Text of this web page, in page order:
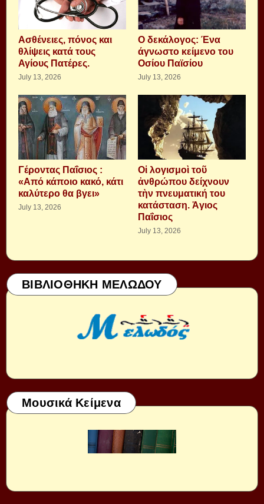
Aσθένειες, πόνος και
θλίψεις κατά τους
Αγίους Πατέρες.
July 13, 2026
Ο δεκάλογος: Ένα
άγνωστο κείμενο του
Οσίου Παϊσίου
July 13, 2026
Γέροντας Παΐσιος :
«Από κάποιο κακό, κάτι
καλύτερο θα βγει»
July 13, 2026
Οἱ λογισμοὶ τοῦ
ἀνθρώπου δείχνουν
τὴν πνευματική του
κατάσταση. Ἁγιος
Παΐσιος
July 13, 2026
ΒΙΒΛΙΟΘΗΚΗ ΜΕΛΩΔΟΥ
Μουσικά Κείμενα